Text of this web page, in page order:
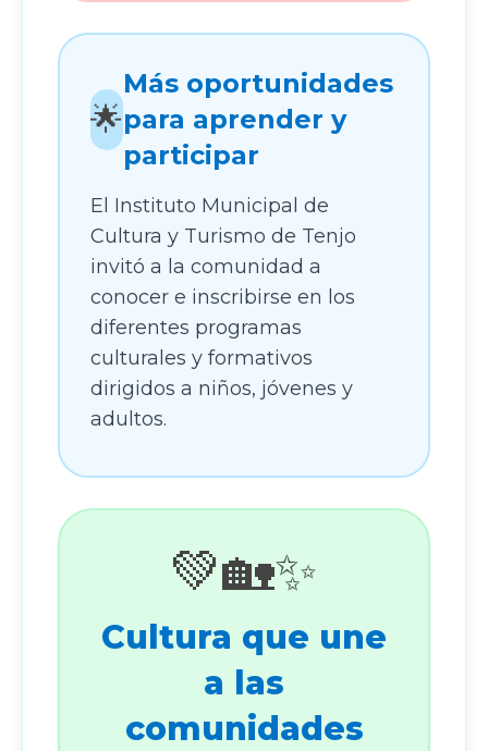
🌟
Más oportunidades
para aprender y
participar
El Instituto Municipal de
Cultura y Turismo de Tenjo
invitó a la comunidad a
conocer e inscribirse en los
diferentes programas
culturales y formativos
dirigidos a niños, jóvenes y
adultos.
💚🏡✨
Cultura que une
a las
comunidades